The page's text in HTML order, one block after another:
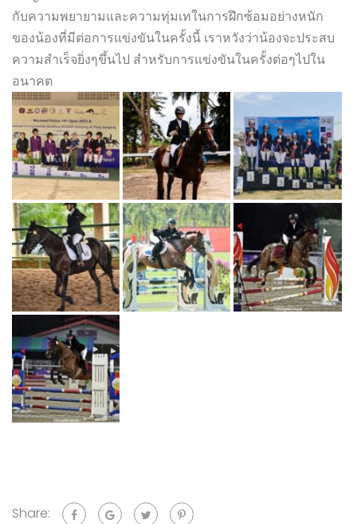
กับความพยายามและความทุ่มเทในการฝึกซ้อมอย่างหนัก
ของน้องที่มีต่อการแข่งขันในครั้งนี้ เราหวังว่าน้องจะประสบ
ความสำเร็จยิ่งๆขึ้นไป สำหรับการแข่งขันในครั้งต่อๆไปใน
อนาคต
Share: